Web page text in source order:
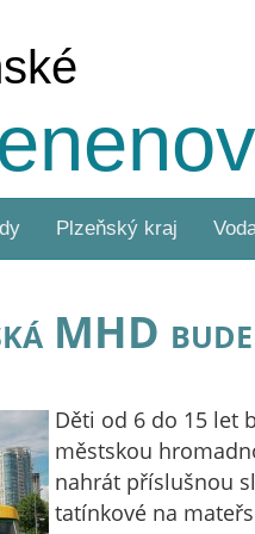
Plzeňský kraj
MHD
Děti od 6 do 15 let
městskou
nahrát příslušnou
tatínkové na